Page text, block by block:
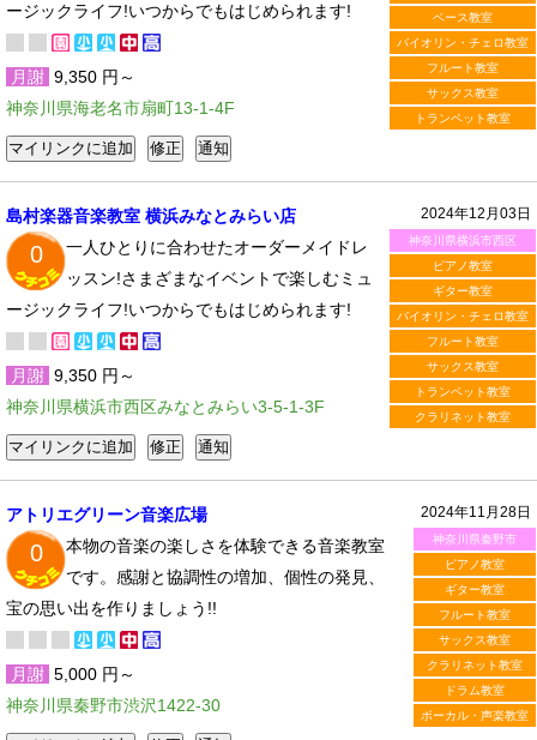
ベース教室
バイオリン・チェロ教室
フルート教室
サックス教室
トランペット教室
ージックライフ!いつからでもはじめられます!
月謝 9,350 円～
神奈川県海老名市扇町13-1-4F
2024年12月03日
神奈川県横浜市西区
ピアノ教室
ギター教室
バイオリン・チェロ教室
フルート教室
サックス教室
トランペット教室
クラリネット教室
島村楽器音楽教室 横浜みなとみらい店
0
一人ひとりに合わせたオーダーメイドレ
ッスン!さまざまなイベントで楽しむミュ
ージックライフ!いつからでもはじめられます!
月謝 9,350 円～
神奈川県横浜市西区みなとみらい3-5-1-3F
2024年11月28日
神奈川県秦野市
ピアノ教室
ギター教室
フルート教室
サックス教室
クラリネット教室
ドラム教室
ボーカル・声楽教室
アトリエグリーン音楽広場
0
本物の音楽の楽しさを体験できる音楽教室
です。感謝と協調性の増加、個性の発見、
宝の思い出を作りましょう!!
月謝 5,000 円～
神奈川県秦野市渋沢1422-30